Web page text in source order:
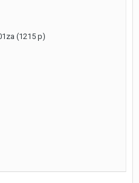
(1215 р)